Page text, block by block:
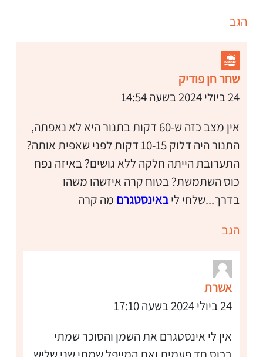
הגב
שחר חן פודיק
24 ביולי 2024 בשעה 14:54
אין מצב כזה ש-60 דקות בתנור היא לא נאפתה,
התנור היה דלוק 10-15 דקות לפני שאפית אותה?
התערובת הייתה חלקה ללא גושים? באיזה נפח
כוס השתמשת? בטוח קרה איזשהו משהו
בדרך...שלחי ליבאינסטגרם מה קרה
הגב
אשרת
24 ביולי 2024 בשעה 17:10
אין לי אינסטגרם את השמן והסוכר שמתי